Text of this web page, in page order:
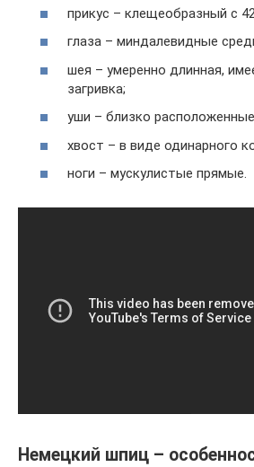
прикус – клещеобразный с
глаза – миндалевидные
шея – умеренно длинная,
загривка;
уши – близко
хвост – в виде одинарного
ноги – мускулистые прямые.
Немецкий шпиц –